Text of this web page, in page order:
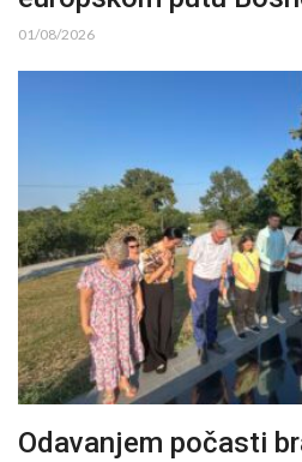
01/08/2026
Odavanjem počasti